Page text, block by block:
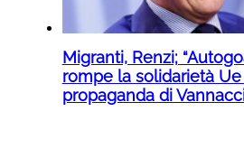
Migranti, Renzi;
rompe la solidarietà
propaganda di